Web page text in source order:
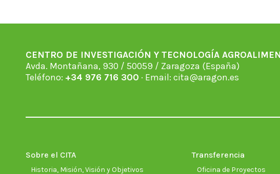
CENTRO DE INVESTIGACIÓN Y TECNOLOGÍA
Avda. Montañana, 930 / 50059 / Zaragoza (España)
Teléfono: +34 976 716 300 · Email: cita@aragon.es
Sobre el CITA
Historia, Misión, Visión y Objetivos
Transferencia
Oficina de Proyectos